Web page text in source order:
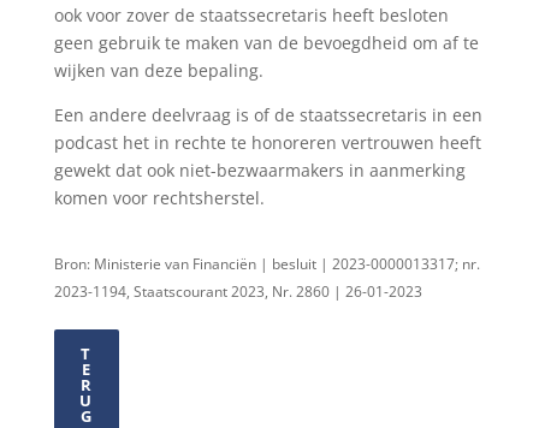
ook voor zover de staatssecretaris heeft besloten
geen gebruik te maken van de bevoegdheid om af te
wijken van deze bepaling.
Een andere deelvraag is of de staatssecretaris in een
podcast het in rechte te honoreren vertrouwen heeft
gewekt dat ook niet-bezwaarmakers in aanmerking
komen voor rechtsherstel.
Bron: Ministerie van Financiën | besluit | 2023-0000013317; nr.
2023-1194, Staatscourant 2023, Nr. 2860 | 26-01-2023
T
E
R
U
G